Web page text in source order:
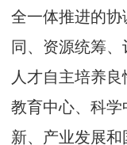
全一体推进的
同、资源统筹
人才自主培养
教育中心、科学
新、产业发展